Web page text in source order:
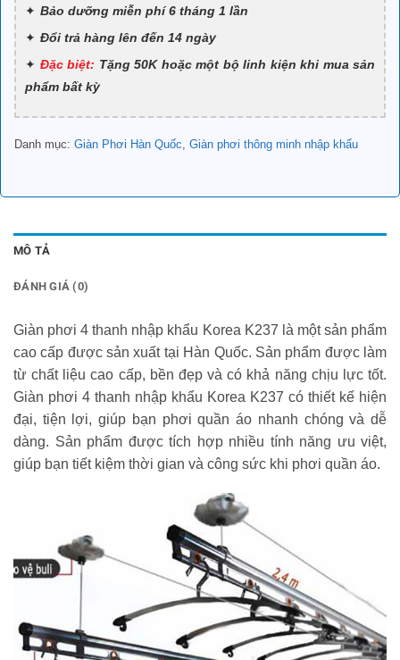
Bảo dưỡng miễn phí 6 tháng 1 lần
Đổi trả hàng lên đến 14 ngày
Đặc biệt: Tặng 50K hoặc một bộ linh kiện khi mua sản
phẩm bất kỳ
Danh mục: Giàn Phơi Hàn Quốc Giàn phơi thông minh nhập khẩu
MÔ TẢ
ĐÁNH GIÁ (0)
Giàn phơi 4 thanh nhập khẩu Korea K237 là một sản phẩm
cao cấp được sản xuất tại Hàn Quốc. Sản phẩm được làm
từ chất liệu cao cấp, bền đẹp và có khả năng chịu lực tốt.
Giàn phơi 4 thanh nhập khẩu Korea K237 có thiết kế hiện
đại, tiện lợi, giúp bạn phơi quần áo nhanh chóng và dễ
dàng. Sản phẩm được tích hợp nhiều tính năng ưu việt,
giúp bạn tiết kiệm thời gian và công sức khi phơi quần áo.